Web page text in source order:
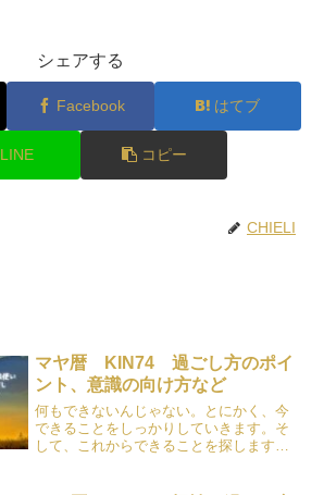
シェアする
Facebook はてブ
LINE コピー
CHIELI
マヤ暦 KIN74 過ごし方のポイ
ント、意識の向け方など
何もできないんじゃない。とにかく、今
できることをしっかりしていきます。そ
して、これからできることを探します。